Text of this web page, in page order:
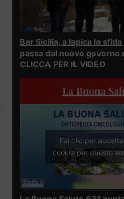
Bar Sicilia, a Ispica la
passa dal nuovo governo
CLICCA PER IL VIDEO
La Buona
Fai clic per
cookie per questo